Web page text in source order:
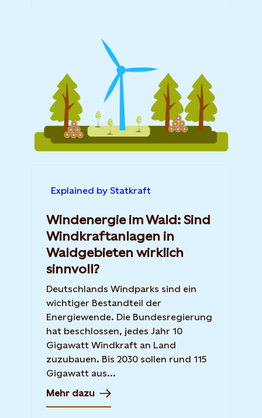
Explained by Statkraft
Windenergie im Wald: Sind
Windkraftanlagen in
Waldgebieten wirklich
sinnvoll?
Deutschlands Windparks sind ein
wichtiger Bestandteil der
Energiewende. Die Bundesregierung
hat beschlossen, jedes Jahr 10
Gigawatt Windkraft an Land
zuzubauen. Bis 2030 sollen rund 115
Gigawatt aus...
Mehr dazu